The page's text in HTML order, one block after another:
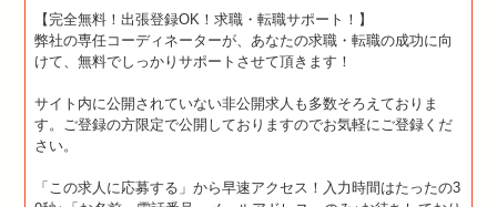
【完全無料！出張登録OK！求職・転職サポート！】
弊社の専任コーディネーターが、あなたの求職・転職の成功に向
けて、無料でしっかりサポートさせて頂きます！
サイト内に公開されていない非公開求人も多数そろえておりま
す。ご登録の方限定で公開しておりますのでお気軽にご登録くだ
さい。
「この求人に応募する」から早速アクセス！入力時間はたったの3